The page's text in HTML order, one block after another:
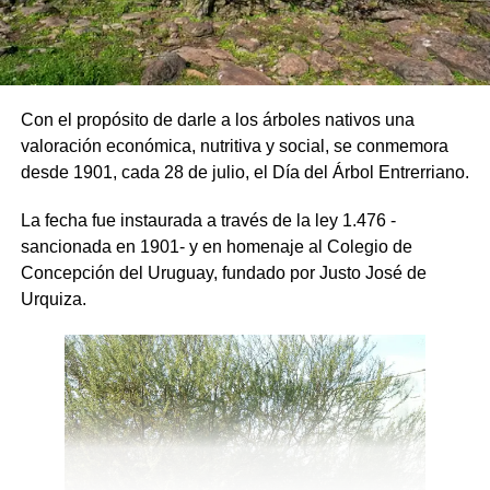
Como lo dice uno de nuestros versos “llevaremos alegría
a los enfermos y reclusos de la cárcel local. Vamos a
brindarle nuestro sincero mensaje en nombre del pueblo
de Uruguay”.
Que bien nos sentíamos después de haber actuado, no
solo lo hacíamos en la cárcel, sino en el Hospital de
Ancianos municipal y en el Hogar San Vicente. O donde
nos llamaran, allí estábamos con nuestro mensaje de
Quizás algún día podamos volver a tener, lo que se llamó
LA FIESTA DEL PUEBLO, con las mismas ganas que
ponían todos tanto los organizadores como los
participantes. Todos eran uno, pero volviendo al tema
murgas, ya que eran el numero principal debo recordarles
también a viejos Directores como Sr. Pedro Rodríguez, El
Con el propósito de darle a los árboles nativos una
valoración económica, nutritiva y social, se conmemora
desde 1901, cada 28 de julio, el Día del Árbol Entrerriano.
La fecha fue instaurada a través de la ley 1.476 -
sancionada en 1901- y en homenaje al Colegio de
Concepción del Uruguay, fundado por Justo José de
Urquiza.